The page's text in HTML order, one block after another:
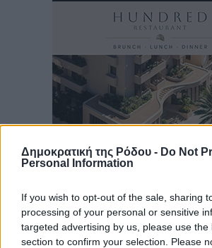
Δημοκρατική της Ρόδου - Do Not
Personal Information
If you wish to opt-out of the sale, sharing
processing of your personal or sensitive
targeted advertising by us, please use the
section to confirm your selection. Please